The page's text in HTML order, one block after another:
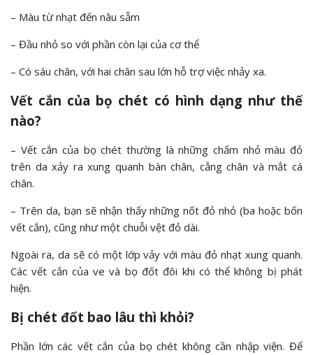
– Màu từ nhạt đến nâu sẫm
– Đầu nhỏ so với phần còn lại của cơ thể
– Có sáu chân, với hai chân sau lớn hỗ trợ việc nhảy xa.
Vết cắn của bọ chét có hình dạng như thế
nào?
– Vết cắn của bọ chét thường là những chấm nhỏ màu đỏ
trên da xảy ra xung quanh bàn chân, cẳng chân và mắt cá
chân.
– Trên da, bạn sẽ nhận thấy những nốt đỏ nhỏ (ba hoặc bốn
vết cắn), cũng như một chuỗi vệt đỏ dài.
Ngoài ra, da sẽ có một lớp vảy với màu đỏ nhạt xung quanh.
Các vết cắn của ve và bọ đốt đôi khi có thể không bị phát
hiện.
Bị chét đốt bao lâu thì khỏi?
Phần lớn các vết cắn của bọ chét không cần nhập viện. Để